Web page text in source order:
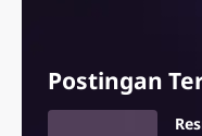
Postingan